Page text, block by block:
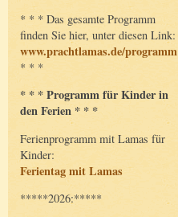
* * * Das gesamte Programm
finden Sie hier, unter diesen Link:
www.prachtlamas.de/programm
* * *
* * * Programm für Kinder in
den Ferien * * *
Ferienprogramm mit Lamas für
Kinder:
Ferientag mit Lamas
*****2026:*****